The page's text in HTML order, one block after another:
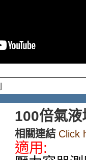
100倍氣液
相關連結 Click
適用: